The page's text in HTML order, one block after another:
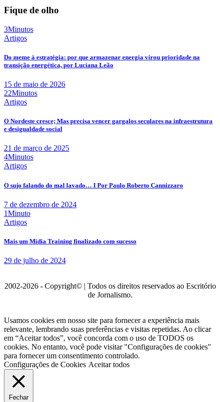
Fique de olho
3Minutos
Artigos
Do meme à estratégia: por que armazenar energia virou prioridade na
transição energética, por Luciana Leão
15 de maio de 2026
22Minutos
Artigos
O Nordeste cresce; Mas precisa vencer gargalos seculares na infraestrutura
e desigualdade social
21 de março de 2025
4Minutos
Artigos
O sujo falando do mal lavado… I Por Paulo Roberto Cannizzaro
7 de dezembro de 2024
1Minuto
Artigos
Mais um Mídia Training finalizado com sucesso
29 de julho de 2024
2002-2026 - Copyright© | Todos os direitos reservados ao Escritório
de Jornalismo.
Usamos cookies em nosso site para fornecer a experiência mais
relevante, lembrando suas preferências e visitas repetidas. Ao clicar
em “Aceitar todos”, você concorda com o uso de TODOS os
cookies. No entanto, você pode visitar "Configurações de cookies"
para fornecer um consentimento controlado.
Configurações de Cookies Aceitar todos
Fechar